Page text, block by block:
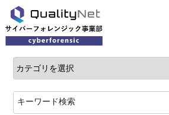
QualityNet サ